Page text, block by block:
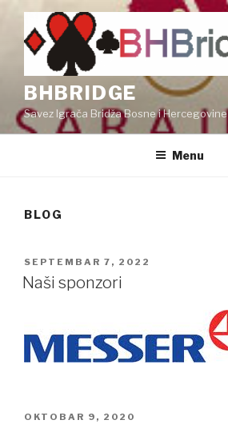
content
BHBRIDGE
Savez Igrača Bridža Bosne i Hercegovine
Menu
BLOG
POSTED
ON
SEPTEMBAR 7, 2022
Naši sponzori
POSTED
OKTOBAR 9, 2020